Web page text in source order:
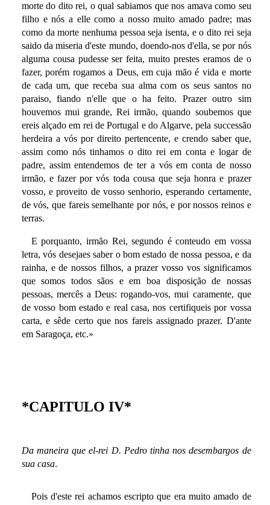
morte do dito rei, o qual sabiamos que nos amava como seu
filho e nós a elle como a nosso muito amado padre; mas
como da morte nenhuma pessoa seja isenta, e o dito rei seja
saido da miseria d'este mundo, doendo-nos d'ella, se por nós
alguma cousa pudesse ser feita, muito prestes eramos de o
fazer, porém rogamos a Deus, em cuja mão é vida e morte
de cada um, que receba sua alma com os seus santos no
paraiso, fiando n'elle que o ha feito. Prazer outro sim
houvemos mui grande, Rei irmão, quando soubemos que
ereis alçado em rei de Portugal e do Algarve, pela successão
herdeira a vós por direito pertencente, e crendo saber que,
assim como nós tinhamos o dito rei em conta e logar de
padre, assim entendemos de ter a vós em conta de nosso
irmão, e fazer por vós toda cousa que seja honra e prazer
vosso, e proveito de vosso senhorio, esperando certamente,
de vós, que fareis semelhante por nós, e por nossos reinos e
terras.
E porquanto, irmão Rei, segundo é conteudo em vossa
letra, vós desejaes saber o bom estado de nossa pessoa, e da
rainha, e de nossos filhos, a prazer vosso vos significamos
que somos todos sãos e em boa disposição de nossas
pessoas, mercês a Deus: rogando-vos, mui caramente, que
de vosso bom estado e real casa, nos certifiqueis por vossa
carta, e sêde certo que nos fareis assignado prazer. D'ante
em Saragoça, etc.»
*CAPITULO IV*
Da maneira que el-rei D. Pedro tinha nos desembargos de
sua casa.
Pois d'este rei achamos escripto que era muito amado de